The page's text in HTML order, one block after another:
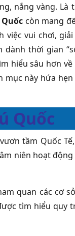
nắng vàng.
còn mang
việc vui chơi,
thời gian
hiểu sâu hơn
mục này hứa
Quốc
tầm Quốc
niên hoạt
quan các cơ
tìm hiểu quy